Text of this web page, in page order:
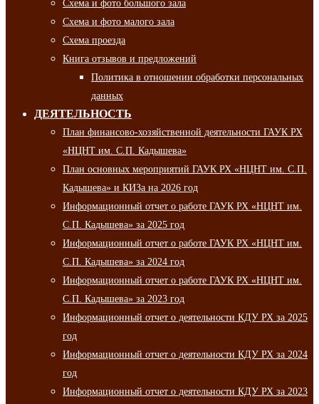
Схема и фото большого зала
Схема и фото малого зала
Схема проезда
Книга отзывов и предложений
Политика в отношении обработки персональных
данных
ДЕЯТЕЛЬНОСТЬ
План финансово-хозяйственной деятельности ГАУК РХ
«НЦНТ им. С.П. Кадышева»
План основных мероприятий ГАУК РХ «НЦНТ им. С.П.
Кадышева» и КИЗа на 2026 год
Информационный отчет о работе ГАУК РХ «НЦНТ им.
С.П. Кадышева» за 2025 год
Информационный отчет о работе ГАУК РХ «НЦНТ им.
С.П. Кадышева» за 2024 год
Информационный отчет о работе ГАУК РХ «НЦНТ им.
С.П. Кадышева» за 2023 год
Информационный отчет о деятельности КДУ РХ за 2025
год
Информационный отчет о деятельности КДУ РХ за 2024
год
Информационный отчет о деятельности КДУ РХ за 2023